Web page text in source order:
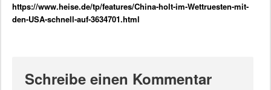
https://www.heise.de/tp/features/China-holt-im-Wettruesten-mit-
den-USA-schnell-auf-3634701.html
Schreibe einen Kommentar